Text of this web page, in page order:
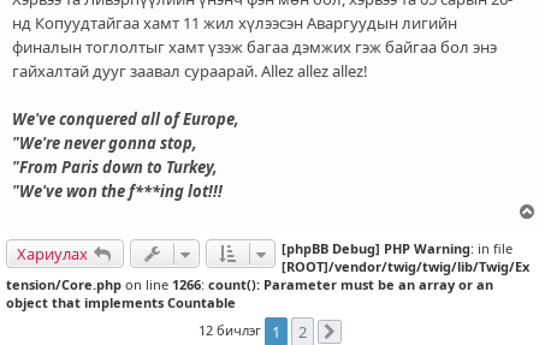
нд Копуудтайгаа хамт 11 жил хүлээсэн Аваргуудын лигийн
финалын тоглолтыг хамт үзэж багаа дэмжих гэж байгаа бол энэ
гайхалтай дууг заавал сураарай. Allez allez allez!
We've conquered all of Europe,
"We're never gonna stop,
"From Paris down to Turkey,
"We've won the f***ing lot!!!
Хариулах [phpBB Debug] PHP Warning: in file
[ROOT]/vendor/twig/twig/lib/Twig/Ex
tension/Core.php on line 1266: count(): Parameter must be an array or an
object that implements Countable
12 бичлэг
1 2